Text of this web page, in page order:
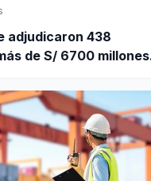
adjudicaron 438
de S/ 6700 millones